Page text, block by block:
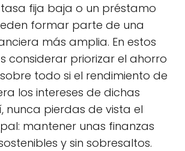
fija baja o un préstamo
formar parte de una
más amplia. En estos
considerar priorizar el ahorro
todo si el rendimiento de
los intereses de dichas
nunca pierdas de vista el
mantener unas finanzas
y sin sobresaltos.